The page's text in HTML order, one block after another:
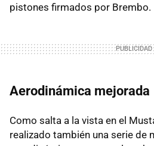
pistones firmados por Brembo.
Aerodinámica mejorada
Como salta a la vista en el
realizado también una serie de